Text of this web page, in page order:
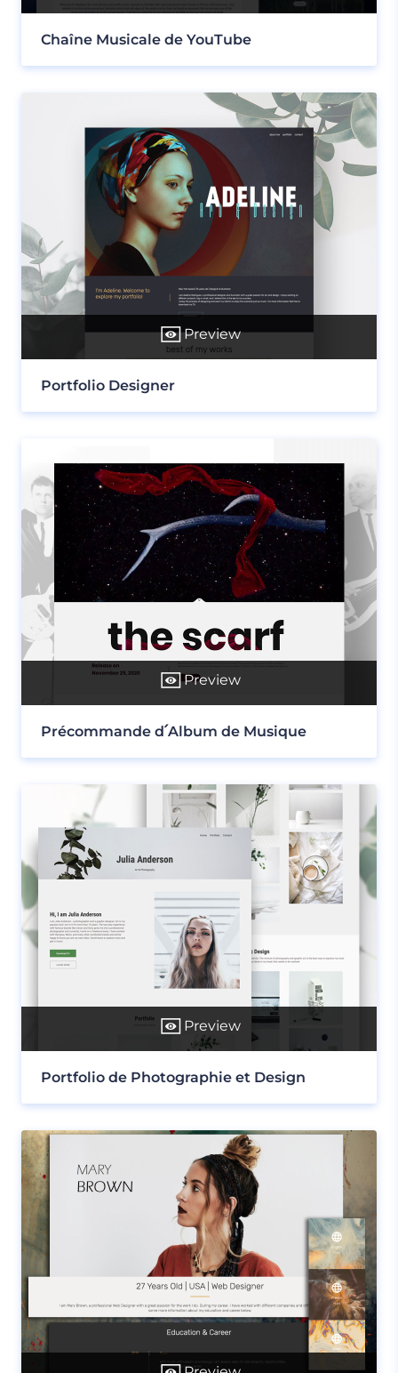
Chaîne Musicale de YouTube
Preview
Portfolio Designer
Preview
Précommande d՛Album de Musique
Preview
Portfolio de Photographie et Design